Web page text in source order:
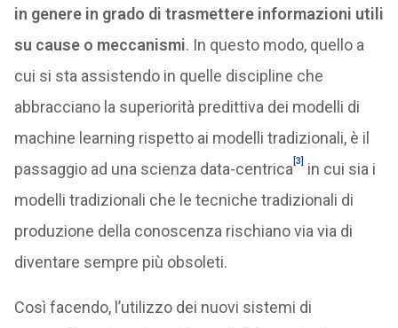
in genere in grado di trasmettere informazioni utili
su cause o meccanismi. In questo modo, quello a
cui si sta assistendo in quelle discipline che
abbracciano la superiorità predittiva dei modelli di
machine learning rispetto ai modelli tradizionali, è il
passaggio ad una scienza data-centrica [3]
in cui sia i
modelli tradizionali che le tecniche tradizionali di
produzione della conoscenza rischiano via via di
diventare sempre più obsoleti.
Così facendo, l’utilizzo dei nuovi sistemi di